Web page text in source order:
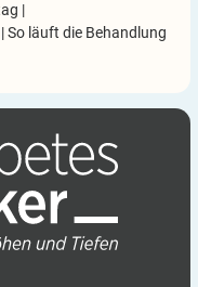
|
|So läuft die Behandlung